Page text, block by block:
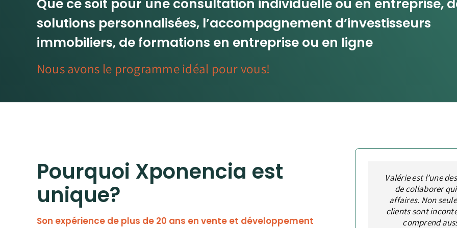
Que ce soit pour une consultation individuelle ou en entreprise,
solutions personnalisées, l’accompagnement d’investisseurs
immobiliers, de formations en entreprise ou en ligne
Nous avons le programme idéal pour vous!
Pourquoi Xponencia est
unique?
Son expérience de plus de 20 ans en vente et développement
Valérie est l’une
de collaborer
affaires. Non
clients sont
comprend
L’une des plus
capacité de
transformer le tout
atout inestimable
Définir Valérie
planifie toujours
est une experte
objectifs.
des termes de
Valérie est une
ses
développement